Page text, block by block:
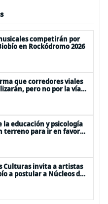
competirán por
en Rockódromo 2026
que corredores viales
pero no por la vía
la educación y psicología
terreno para ir en favor
por la emergencia
Culturas invita a artistas
a postular a Núcleos de